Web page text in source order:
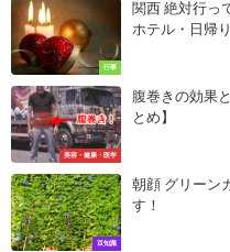
行事
関西 絶対行っ
ホテル・日帰
美容・健康・医学
腹巻きの効果
とめ】
豆知識
朝顔 グリーン
す！